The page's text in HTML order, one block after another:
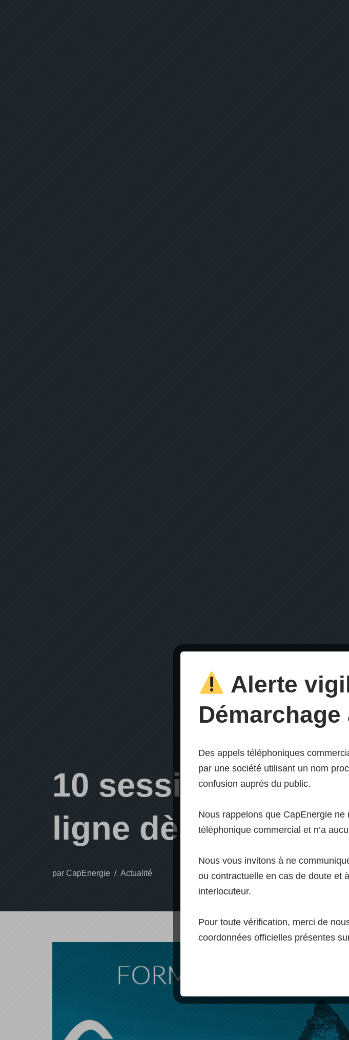
10 sessions de
ligne dès le 23 juin
par CapEnergie Actualité
Alerte
Des appels téléphoniques
par une société utilisant un nom
confusion auprès du public.
Nous rappelons que CapEnergie
téléphonique commercial et n’a
Nous vous invitons à ne
ou contractuelle en cas de doute et
interlocuteur.
Pour toute vérification, merci de
coordonnées officielles présentes